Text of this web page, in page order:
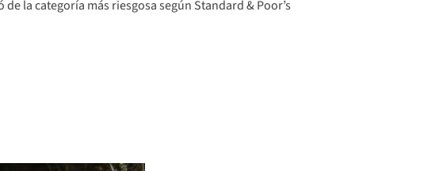
de la categoría más riesgosa según Standard & Poor’s